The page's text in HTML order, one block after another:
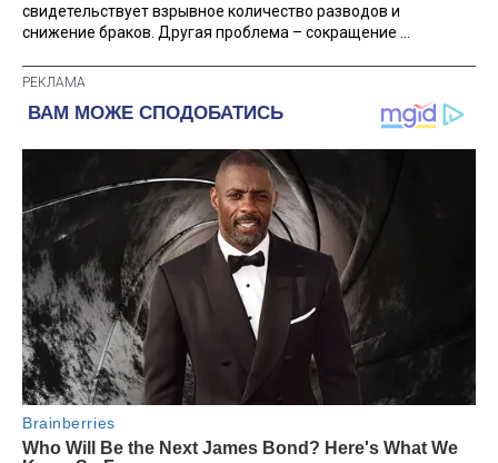
свидетельствует взрывное количество разводов и
снижение браков. Другая проблема – сокращение ...